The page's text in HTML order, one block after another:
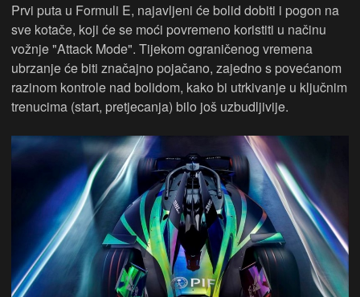
Prvi puta u Formuli E, najavljeni će bolid dobiti i pogon na
sve kotače, koji će se moći povremeno koristiti u načinu
vožnje "Attack Mode". Tijekom ograničenog vremena
ubrzanje će biti značajno pojačano, zajedno s povećanom
razinom kontrole nad bolidom, kako bi utrkivanje u ključnim
trenucima (start, pretjecanja) bilo još uzbudljivije.